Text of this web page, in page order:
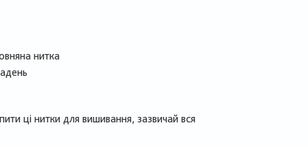
нитка
ці нитки для вишивання, зазвичай вся